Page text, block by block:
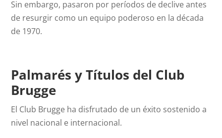
Sin embargo, pasaron por períodos de declive antes
de resurgir como un equipo poderoso en la década
de 1970.
Palmarés y Títulos del Club
Brugge
El Club Brugge ha disfrutado de un éxito sostenido a
nivel nacional e internacional.